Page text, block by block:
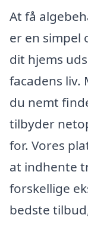
At få
er en simpel
dit hjems
facadens liv.
du nemt
tilbyder
for. Vores
at indhente
forskellige
bedste